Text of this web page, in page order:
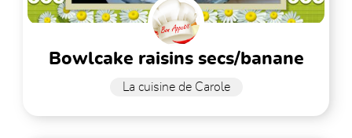
bowlcake raisins secs/banane
La cuisine de Carole